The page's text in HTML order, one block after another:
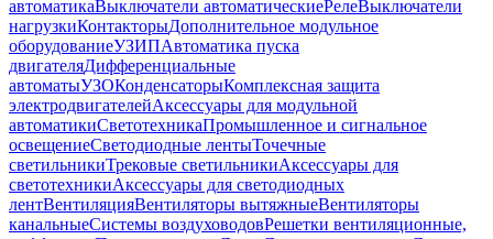
автоматикаВыключатели автоматическиеРелеВыключатели
нагрузкиКонтакторыДополнительное модульное
оборудованиеУЗИПАвтоматика пуска
двигателяДифференциальные
автоматыУЗОКонденсаторыКомплексная защита
электродвигателейАксессуары для модульной
автоматикиСветотехникаПромышленное и сигнальное
освещениеСветодиодные лентыТочечные
светильникиТрековые светильникиАксессуары для
светотехникиАксессуары для светодиодных
лентВентиляцияВентиляторы вытяжныеВентиляторы
канальныеСистемы воздуховодовРешетки вентиляционные,